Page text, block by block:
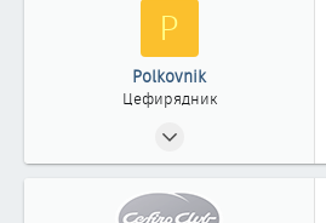
P
Polkovnik
Цефирядник
88